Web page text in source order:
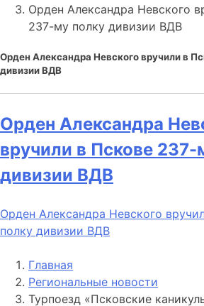
Орден Александра Невского
237-му полку дивизии ВДВ
Орден Александра Невского вручили в
дивизии ВДВ
Орден Александра
вручили в Пскове 237-
дивизии ВДВ
Орден Александра Невского
полку дивизии ВДВ
Главная
Региональные новости
Турпоезд «Псковские